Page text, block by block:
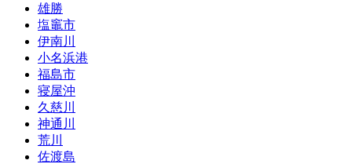
雄勝
塩竈市
伊南川
小名浜港
福島市
寝屋沖
久慈川
神通川
荒川
佐渡島